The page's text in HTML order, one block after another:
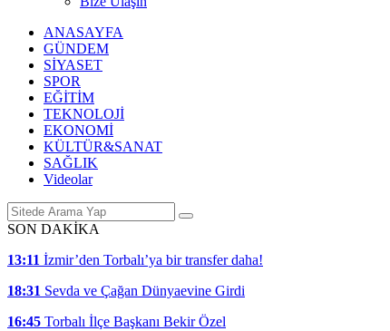
ANASAYFA
GÜNDEM
SİYASET
SPOR
EĞİTİM
TEKNOLOJİ
EKONOMİ
KÜLTÜR&SANAT
SAĞLIK
Videolar
SON DAKİKA
13:11 İzmir’den Torbalı’ya bir transfer daha!
18:31 Sevda ve Çağan Dünyaevine Girdi
16:45 Torbalı İlçe Başkanı Bekir Özel